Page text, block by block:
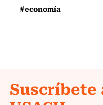
#economía